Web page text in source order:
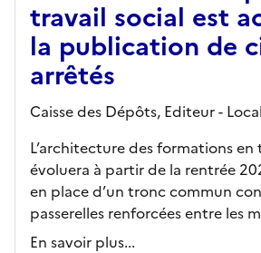
travail social est
la publication de
arrêtés
Caisse des Dépôts, Editeur-
L’architecture des formations en
évoluera à partir de la rentrée
en place d’un tronc commun
passerelles renforcées entre les
En savoir plus...